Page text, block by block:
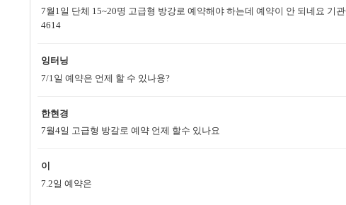
7월1일 단체 15~20명 고급형 방강로 예약해야 하는데 예약이 안 되네요 기
4614
잉터닝
7/1일 예약은 언제 할 수 있나용?
한현경
7월4일 고급형 방갈로 예약 언제 할수 있나요
이
7.2일 예약은